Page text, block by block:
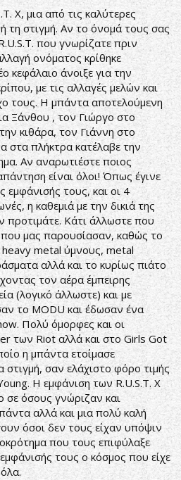
X, μια από τις καλύτερες
τη στιγμή. Αν το όνομά τους σας
που γνωρίζατε πριν
ονόματος κρίθηκε
κεφάλαιο άνοιξε για την
με τις αλλαγές μελών και
τους. Η μπάντα αποτελούμενη
Ξάνθου , τον Γιώργο στο
κιθάρα, τον Γιάννη στο
στα πλήκτρα κατέλαβε την
Αν αναρωτιέστε ποιος
είναι όλοι! Όπως έγινε
εμφάνισής τους, και οι 4
η καθεμιά με την δικιά της
προτιμάτε. Κάτι άλλωστε που
που μας παρουσίασαν, καθώς το
heavy metal ύμνους, metal
αλλά και το κυρίως πιάτο
τον αέρα έμπειρης
(λογικό άλλωστε) και με
το MODU και έδωσαν ένα
Πολύ όμορφες και οι
των Riot αλλά και στο Girls Got
η μπάντα ετοίμασε
στιγμή, σαν ελάχιστο φόρο τιμής
Η εμφάνιση των R.U.S.T. X
όσους γνώριζαν και
αλλά και μια πολύ καλή
όσοι δεν τους είχαν υπόψιν
που τους επιφύλαξε
τους ο κόσμος που είχε